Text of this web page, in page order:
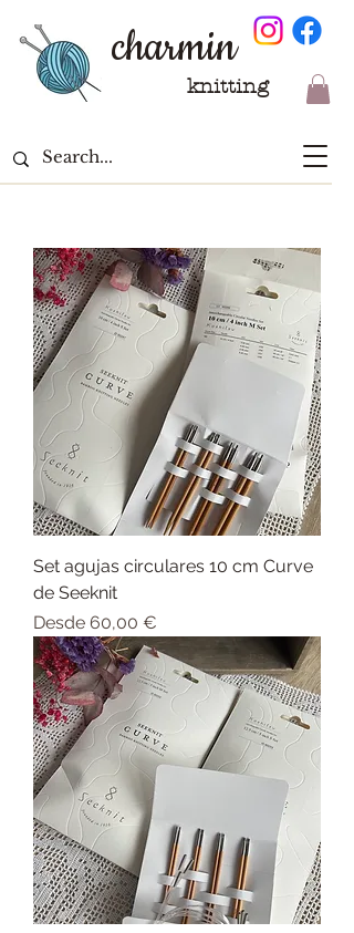
charmin
knitting
Set agujas circulares 10 cm Curve
de Seeknit
Desde 60,00 €
Precio de oferta